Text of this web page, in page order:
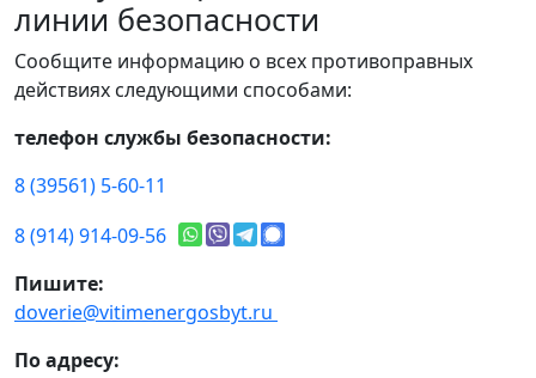
линии безопасности
Сообщите информацию о всех противоправных
действиях следующими способами:
телефон службы безопасности:
8 (39561) 5-60-11
8 (914) 914-09-56
Пишите:
doverie@vitimenergosbyt.ru
По адресу: